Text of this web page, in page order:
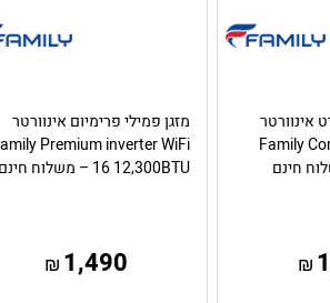
אינוורטר
Family
₪
מזגן פמילי פרימיום אינוורטר
Premium inverter WiFi
16 12,300BTU – משלוח חינם
1,490
₪